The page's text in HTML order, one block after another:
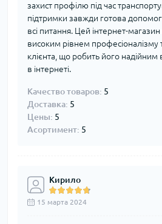
захист профілю під час
підтримки завжди готова
всі питання. Цей інтернет-магазин
високим рівнем професіоналізму
клієнта, що робить його
в інтернеті.
Качество товаров: 5
Доставка: 5
Цены: 5
Асортимент: 5
Кирило
15 марта 2024